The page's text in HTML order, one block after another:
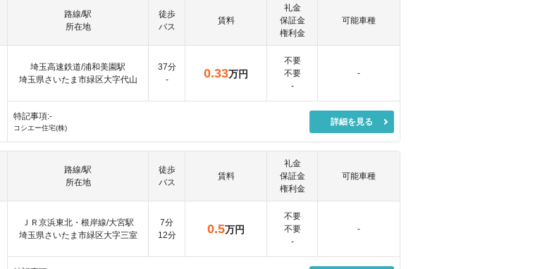
路線/駅
所在地
徒歩
バス
賃料
礼金
保証金
権利金
可能車種
埼玉高速鉄道/浦和美園駅
埼玉県さいたま市緑区大字代山
37分
-
0.33万円
不要
不要
-
-
特記事項:-
コシエー住宅(株)
詳細を見る
路線/駅
所在地
徒歩
バス
賃料
礼金
保証金
権利金
可能車種
ＪＲ京浜東北・根岸線/大宮駅
埼玉県さいたま市緑区大字三室
7分
12分
0.5万円
不要
不要
-
-